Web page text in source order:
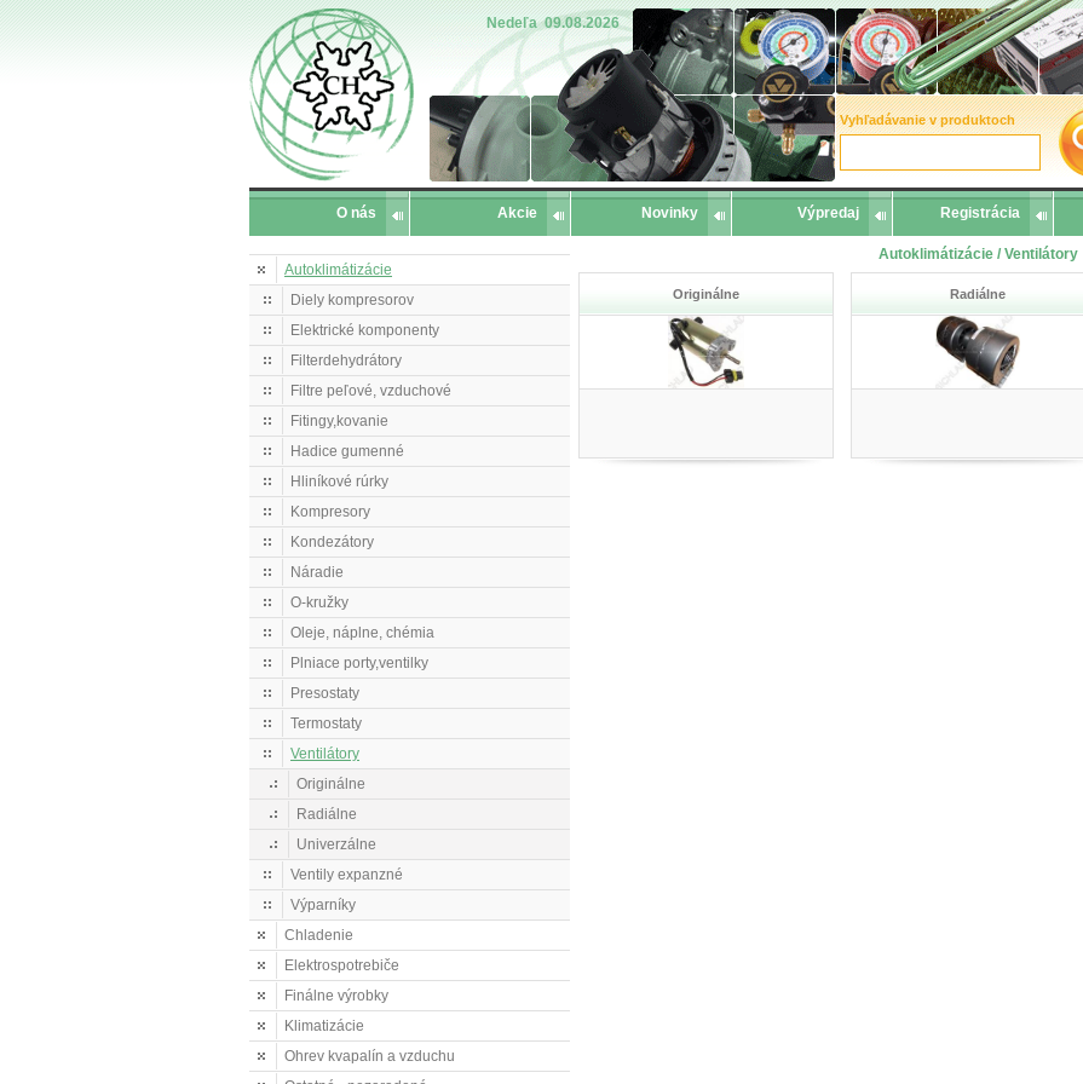
Nedeľa 09.08.2026
Vyhľadávanie v produktoch
O nás Akcie Novinky Výpredaj Registrácia
Autoklimátizácie
Diely kompresorov
Elektrické komponenty
Filterdehydrátory
Filtre peľové, vzduchové
Fitingy,kovanie
Hadice gumenné
Hliníkové rúrky
Kompresory
Kondezátory
Náradie
O-kružky
Oleje, náplne, chémia
Plniace porty,ventilky
Presostaty
Termostaty
Ventilátory
Originálne
Radiálne
Univerzálne
Ventily expanzné
Výparníky
Chladenie
Elektrospotrebiče
Finálne výrobky
Klimatizácie
Ohrev kvapalín a vzduchu
Autoklimátizácie / Ventilátory
Originálne Radiálne